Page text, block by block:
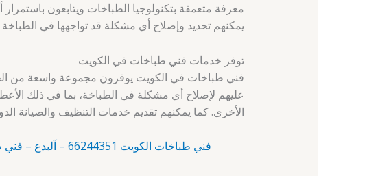
معرفة متعمقة بتكنولوجيا الطباخات ويتابعون
يمكنهم تحديد وإصلاح أي مشكلة قد تواجهها في
توفر خدمات فني طباخات في الكويت
فني طباخات في الكويت يوفرون مجموعة واسعة من
عليهم لإصلاح أي مشكلة في الطباخة، بما في ذلك
الأخرى. كما يمكنهم تقديم خدمات التنظيف والصيانة
فني طباخات الكويت 66244351 – آلبدع – فني طباخات